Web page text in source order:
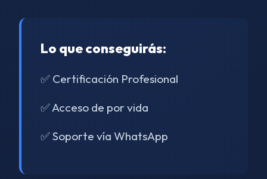
Lo que conseguirás:
✅ Certificación Profesional
✅ Acceso de por vida
✅ Soporte vía WhatsApp